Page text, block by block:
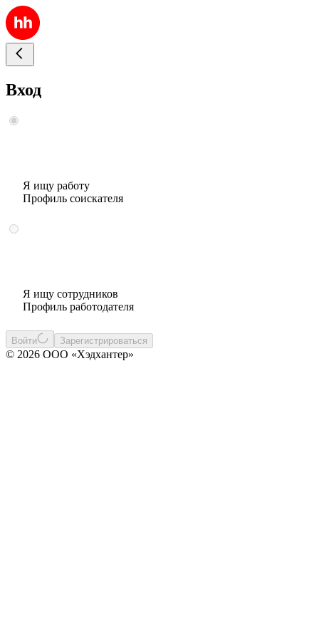
Вход
Я ищу работу
Профиль соискателя
Я ищу сотрудников
Профиль работодателя
Войти Зарегистрироваться
© 2026 ООО «Хэдхантер»